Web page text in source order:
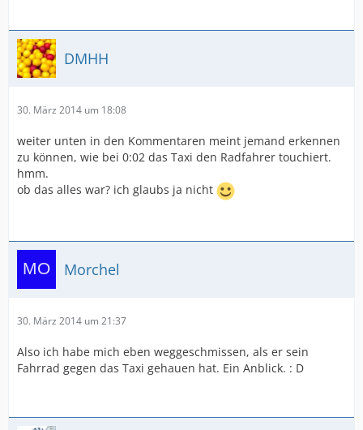
DMHH
30. März 2014 um 18:08
weiter unten in den Kommentaren meint jemand erkennen
zu können, wie bei 0:02 das Taxi den Radfahrer touchiert.
hmm.
ob das alles war? ich glaubs ja nicht
Morchel
30. März 2014 um 21:37
Also ich habe mich eben weggeschmissen, als er sein
Fahrrad gegen das Taxi gehauen hat. Ein Anblick. : D